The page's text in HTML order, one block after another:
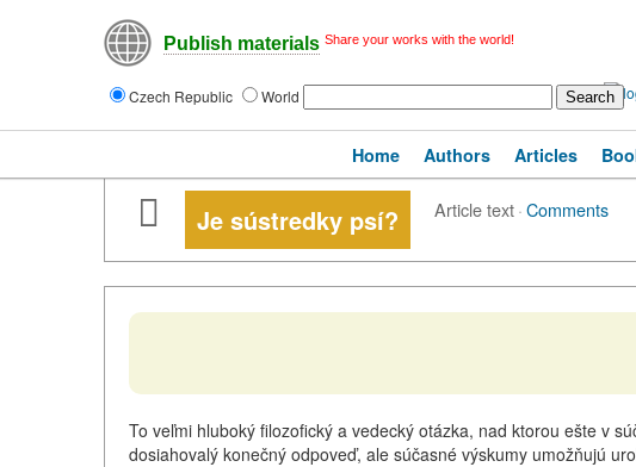
Publish materials Share your works with the world!
Czech Republic World
Home Authors Articles
Je sústredky psí? Article text·Comments
To veľmi hluboký filozofický a vedecký otázka, nad ktorou ešte v
dosiahovalý konečný odpoveď, ale súčasné výskumy umožňujú